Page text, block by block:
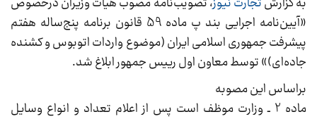
«آیین‌نامه اجرایی بند پ ماده 59 قانون برنامه پنج‌ساله هفتم
پیشرفت جمهوری اسلامی ایران (موضوع واردات اتوبوس و کشنده
جاده‌ای)» توسط معاون اول رییس جمهور ابلاغ شد.
براساس این مصوبه
ماده 2 ـ وزارت موظف است پس از اعلام تعداد و انواع وسایل